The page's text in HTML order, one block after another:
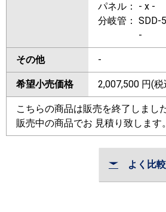
パネル： - x -
分岐管： SDD-
-
その他 -
希望小売価格 2,007,500 円(税
こちらの商品は販売を終了しました
販売中の商品でお 見積り致します。
よく比較